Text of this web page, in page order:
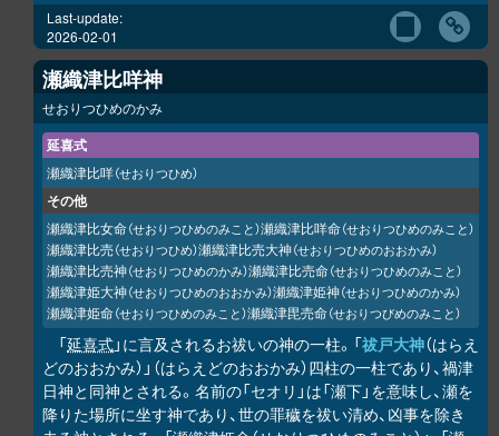
Last-update:
2026-02-01
瀬織津比咩神
せおりつひめのかみ
延喜式
瀬織津比咩（せおりつひめ）
その他
瀬織津比女命（せおりつひめのみこと）瀬織津比咩命（せおりつひめのみこと）
瀬織津比売（せおりつひめ）瀬織津比売大神（せおりつひめのおおかみ）
瀬織津比売神（せおりつひめのかみ）瀬織津比売命（せおりつひめのみこと）
瀬織津姫大神（せおりつひめのおおかみ）瀬織津姫神（せおりつひめのかみ）
瀬織津姫命（せおりつひめのみこと）瀬織津毘売命（せおりつびめのみこと）
「延喜式」に言及されるお祓いの神の一柱。「祓戸大神（はらえ
どのおおかみ）」（はらえどのおおかみ）四柱の一柱であり、禍津
日神と同神とされる。名前の「セオリ」は「瀬下」を意味し、瀬を
降りた場所に坐す神であり、世の罪穢を祓い清め、凶事を除き